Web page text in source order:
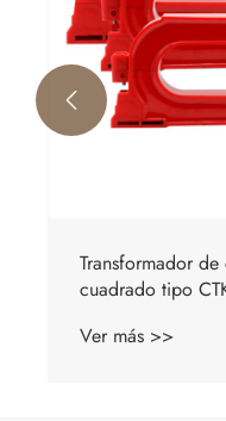
Transformador
cuadrado tipo
Ver más >>
